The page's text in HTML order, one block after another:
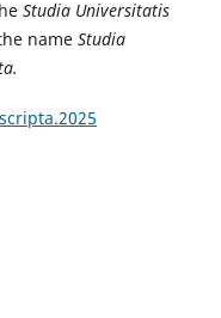
Studia Universitatis
name Studia